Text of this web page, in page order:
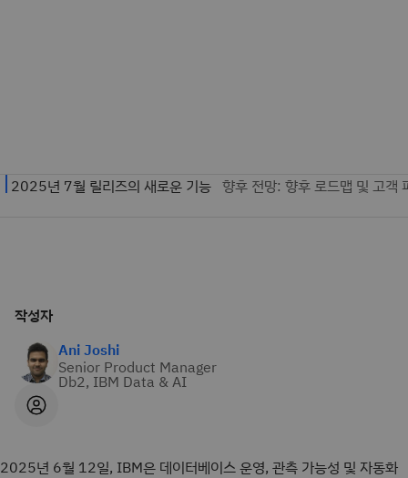
작성자
Ani Joshi
Senior Product Manager
Db2, IBM Data & AI
2025년 6월 12일, IBM은 데이터베이스 운영, 관측 가능성 및 자동화